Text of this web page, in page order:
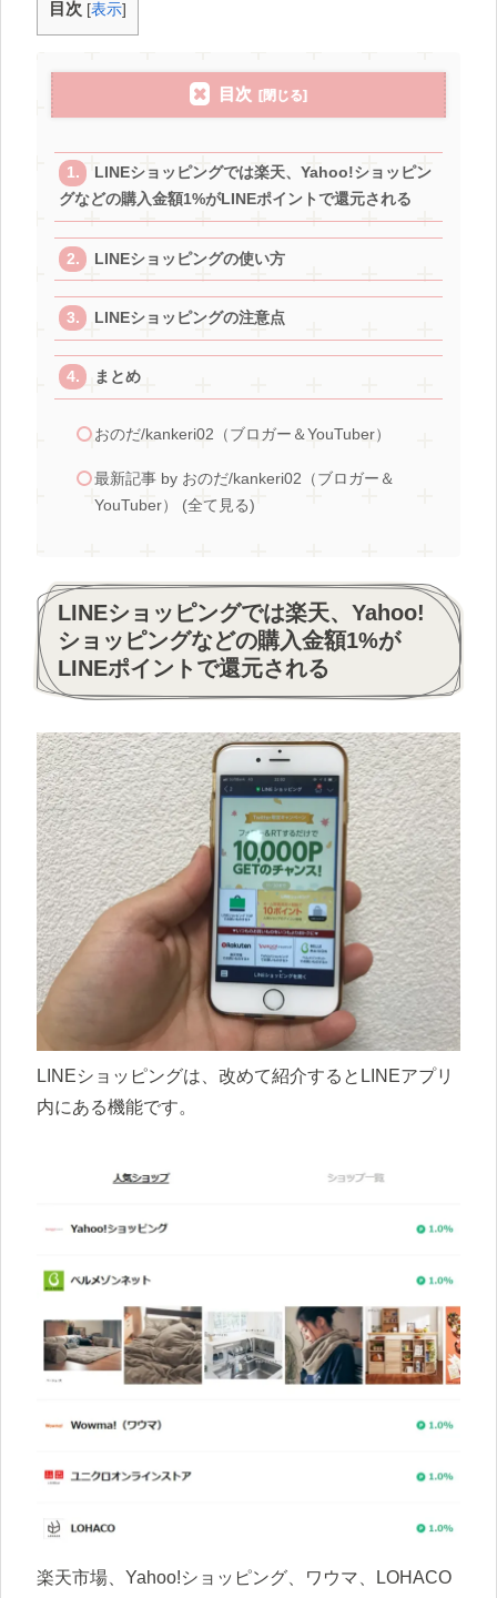
目次 [表示]
目次
LINEショッピングでは楽天、Yahoo!ショッピン
グなどの購入金額1%がLINEポイントで還元される
LINEショッピングの使い方
LINEショッピングの注意点
まとめ
おのだ/kankeri02（ブロガー＆YouTuber）
最新記事 by おのだ/kankeri02（ブロガー＆
YouTuber） (全て見る)
LINEショッピングでは楽天、Yahoo!
ショッピングなどの購入金額1%が
LINEポイントで還元される
LINEショッピングは、改めて紹介するとLINEアプリ
内にある機能です。
楽天市場、Yahoo!ショッピング、ワウマ、LOHACO